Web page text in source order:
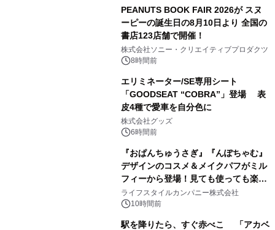
PEANUTS BOOK FAIR 2026が スヌ
ーピーの誕生日の8月10日より 全国の
書店123店舗で開催！
株式会社ソニー・クリエイティブプロダクツ
8時間前
エリミネーター/SE専用シート
「GOODSEAT “COBRA”」登場 表
皮4種で愛車を自分色に
株式会社グッズ
6時間前
『おぱんちゅうさぎ』『んぽちゃむ』
デザインのコスメ＆メイクパフがミル
フィーから登場！見ても使っても楽し
い、ポップでキュートなコレクショ
ン。
ライフスタイルカンパニー株式会社
10時間前
駅を降りたら、すぐ赤べこ 「アカベ